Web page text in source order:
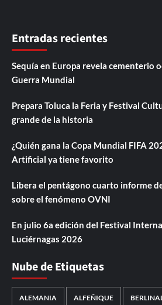
Entradas recientes
Sequía en Europa revela cementerio
Guerra Mundial
Prepara Toluca la Feria y Festival
grande de la historia
¿Quién gana la Copa Mundial FIFA
Artificial ya tiene favorito
Libera el pentágono cuarto informe
sobre el fenómeno OVNI
En julio 6a edición del Festival
Luciérnagas 2026
Nube de Etiquetas
ALEMANIA ALFEÑIQUE